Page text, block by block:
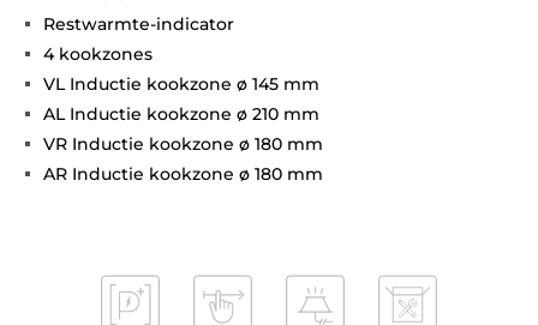
Restwarmte-indicator
4 kookzones
VL Inductie kookzone ø 145 mm
AL Inductie kookzone ø 210 mm
VR Inductie kookzone ø 180 mm
AR Inductie kookzone ø 180 mm